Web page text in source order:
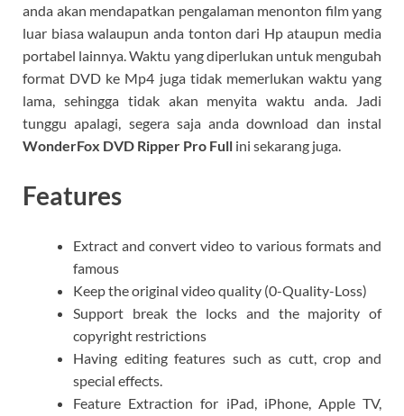
anda akan mendapatkan pengalaman menonton film yang
luar biasa walaupun anda tonton dari Hp ataupun media
portabel lainnya. Waktu yang diperlukan untuk mengubah
format DVD ke Mp4 juga tidak memerlukan waktu yang
lama, sehingga tidak akan menyita waktu anda. Jadi
tunggu apalagi, segera saja anda download dan instal
WonderFox DVD Ripper Pro Full ini sekarang juga.
Features
Extract and convert video to various formats and
famous
Keep the original video quality (0-Quality-Loss)
Support break the locks and the majority of
copyright restrictions
Having editing features such as cutt, crop and
special effects.
Feature Extraction for iPad, iPhone, Apple TV,